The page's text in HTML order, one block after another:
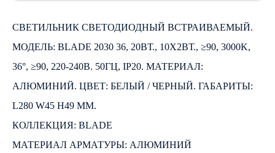
СВЕТИЛЬНИК СВЕТОДИОДНЫЙ ВСТРАИВАЕМЫЙ.
МОДЕЛЬ: BLADE 2030 36, 20ВТ., 10Х2ВТ., ≥90, 3000K,
36°, ≥90, 220-240В. 50ГЦ, IP20. МАТЕРИАЛ:
АЛЮМИНИЙ. ЦВЕТ: БЕЛЫЙ / ЧЕРНЫЙ. ГАБАРИТЫ:
L280 W45 H49 ММ.
КОЛЛЕКЦИЯ: BLADE
МАТЕРИАЛ АРМАТУРЫ: АЛЮМИНИЙ